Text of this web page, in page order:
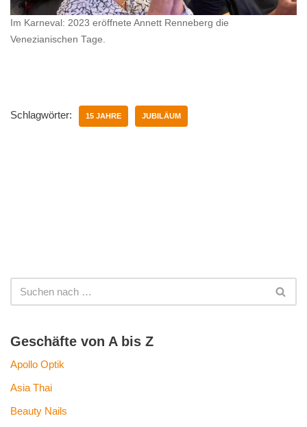
Im Karneval: 2023 eröffnete Annett Renneberg die
Venezianischen Tage.
Schlagwörter: 15 JAHRE JUBILÄUM
Geschäfte von A bis Z
Apollo Optik
Asia Thai
Beauty Nails